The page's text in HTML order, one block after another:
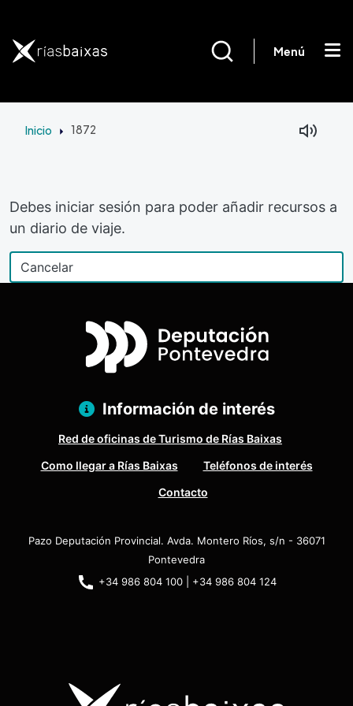
Menú
Inicio 1872
Debes iniciar sesión para poder añadir recursos a
un diario de viaje.
Información de interés
Red de oficinas de Turismo de Rías Baixas
Como llegar a Rías Baixas
Teléfonos de interés
Contacto
Pazo Deputación Provincial. Avda. Montero Ríos, s/n - 36071
Pontevedra
+34 986 804 100 | +34 986 804 124